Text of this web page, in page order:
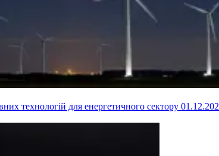
технологій для енергетичного сектору